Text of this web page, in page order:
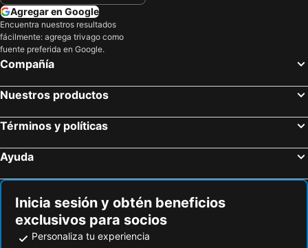
Hoteles en Puerto Plata
Hoteles en Puerto Rico
Hoteles en Provincia de San Antonio
Hoteles en Isla de Skiathos
Agregar en Google
Encuentra nuestros resultados
fácilmente: agrega trivago como
fuente preferida en Google.
Compañía
Nuestros productos
Términos y políticas
Ayuda
Inicia sesión y obtén beneficios
exclusivos para socios
Personaliza tu experiencia